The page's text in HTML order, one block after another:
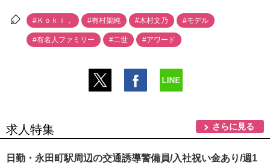
#Ｋｏｋｉ， #有村架純 #木村文乃 #モデル
#有名人ファミリー #二世 #アワード
求人特集 さらに見る
日勤・永田町駅周辺の交通誘導警備員/入社祝い金あり/週1